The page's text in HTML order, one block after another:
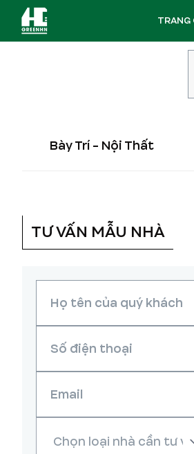
TRANG
Bày Trí - Nội Thất
TƯ VẤN MẪU NHÀ